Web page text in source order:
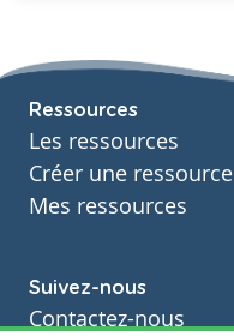
Ressources
Les ressources
Créer une ressource
Mes ressources
Suivez-nous
Contactez-nous